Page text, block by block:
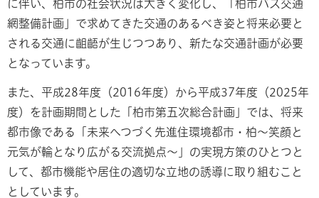
に伴い、柏市の社会状況は大きく変化し、「柏市バス交通
網整備計画」で求めてきた交通のあるべき姿と将来必要と
される交通に齟齬が生じつつあり、新たな交通計画が必要
となっています。
また、平成28年度（2016年度）から平成37年度（2025年
度）を計画期間とした「柏市第五次総合計画」では、将来
都市像である「未来へつづく先進住環境都市・柏～笑顔と
元気が輪となり広がる交流拠点～」の実現方策のひとつと
して、都市機能や居住の適切な立地の誘導に取り組むこと
としています。